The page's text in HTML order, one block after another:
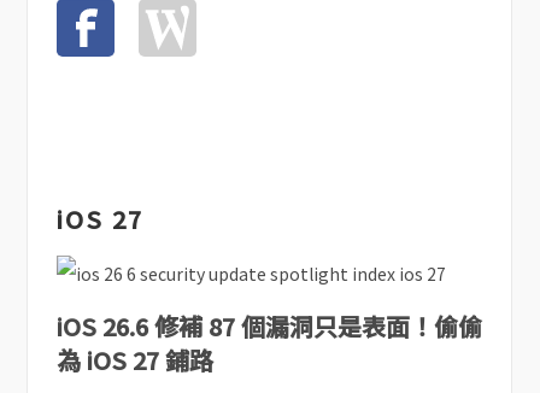
iOS 27
iOS 26.6 修補 87 個漏洞只是表面！偷偷
為 iOS 27 鋪路